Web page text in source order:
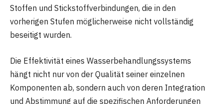
Stoffen und Stickstoffverbindungen, die in den
vorherigen Stufen möglicherweise nicht vollständig
beseitigt wurden.
Die Effektivität eines Wasserbehandlungssystems
hängt nicht nur von der Qualität seiner einzelnen
Komponenten ab, sondern auch von deren Integration
und Abstimmung auf die spezifischen Anforderungen